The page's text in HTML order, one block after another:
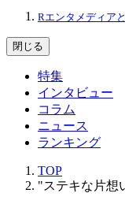
Rエンタメディア
閉じる
特集
インタビュー
コラム
ニュース
ランキング
TOP
"ステキな片想